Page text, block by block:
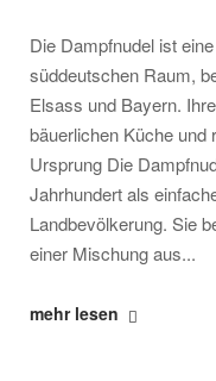
Die Dampfnudel ist
süddeutschen Raum,
Elsass und Bayern.
bäuerlichen Küche und
Ursprung Die
Jahrhundert als
Landbevölkerung. Sie
einer Mischung aus...
"Die
mehr lesen